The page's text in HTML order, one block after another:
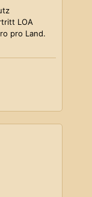
LOA
pro Land.